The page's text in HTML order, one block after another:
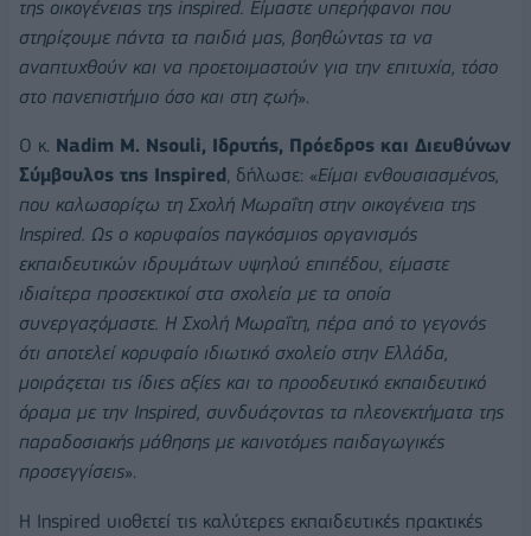
της οικογένειας της inspired . Είμαστε υπερήφανοι που
στηρίζουμε πάντα τα παιδιά μας, βοηθώντας τα να
αναπτυχθούν και να προετοιμαστούν για την επιτυχία, τόσο
στο πανεπιστήμιο όσο και στη ζωή».
Ο κ. Nadim M. Nsouli, Ιδρυτής, Πρόεδρος και Διευθύνων
Σύμβουλος της Inspired , δήλωσε: «Είμαι ενθουσιασμένος,
που καλωσορίζω τη Σχολή Μωραΐτη στην οικογένεια της
Inspired. Ως ο κορυφαίος παγκόσμιος οργανισμός
εκπαιδευτικών ιδρυμάτων υψηλού επιπέδου, είμαστε
ιδιαίτερα προσεκτικοί στα σχολεία με τα οποία
συνεργαζόμαστε. Η Σχολή Μωραΐτη, πέρα από το γεγονός
ότι αποτελεί κορυφαίο ιδιωτικό σχολείο στην Ελλάδα,
μοιράζεται τις ίδιες αξίες και το προοδευτικό εκπαιδευτικό
όραμα με την Inspired, συνδυάζοντας τα πλεονεκτήματα της
παραδοσιακής μάθησης με καινοτόμες παιδαγωγικές
προσεγγίσεις».
Η Inspired υιοθετεί τις καλύτερες εκπαιδευτικές πρακτικές